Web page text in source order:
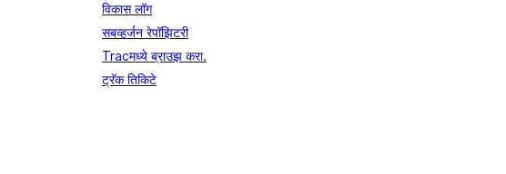
विकास लॉग
सबव्हर्जन रेपॉझिटरी
Tracमध्ये ब्राउझ करा.
ट्रॅक तिकिटे